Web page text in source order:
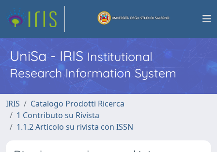
UniSa - IRISInstitutional
Research Information System
IRIS
Catalogo Prodotti Ricerca
1 Contributo su Rivista
1.1.2 Articolo su rivista con ISSN